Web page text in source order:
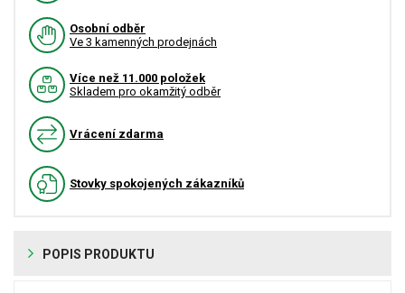
Osobní odběr
Ve 3 kamenných prodejnách
Více než 11.000 položek
Skladem pro okamžitý odběr
Vrácení zdarma
Stovky spokojených zákazníků
POPIS PRODUKTU